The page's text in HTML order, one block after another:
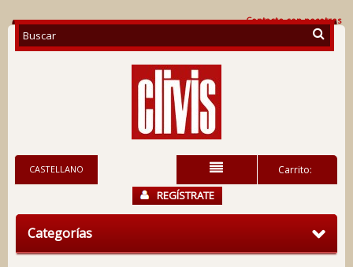
Contacte con nosotros
Carrito:
CASTELLANO
REGÍSTRATE
Categorías